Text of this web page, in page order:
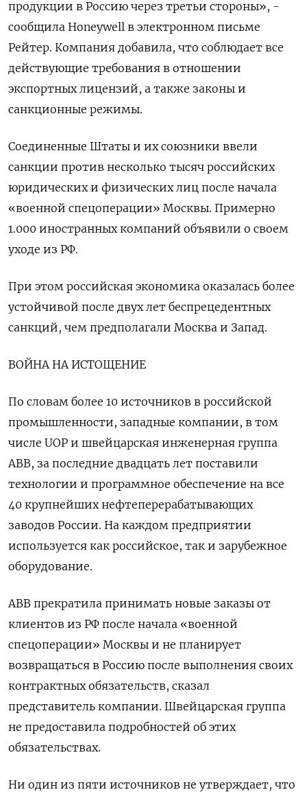
продукции в Россию через третьи стороны», -
сообщила Honeywell в электронном письме
Рейтер. Компания добавила, что соблюдает все
действующие требования в отношении
экспортных лицензий, а также законы и
санкционные режимы.
Соединенные Штаты и их союзники ввели
санкции против несколько тысяч российских
юридических и физических лиц после начала
«военной спецоперации» Москвы. Примерно
1.000 иностранных компаний объявили о своем
уходе из РФ.
При этом российская экономика оказалась более
устойчивой после двух лет беспрецедентных
санкций, чем предполагали Москва и Запад.
ВОЙНА НА ИСТОЩЕНИЕ
По словам более 10 источников в российской
промышленности, западные компании, в том
числе UOP и швейцарская инженерная группа
ABB, за последние двадцать лет поставили
технологии и программное обеспечение на все
40 крупнейших нефтеперерабатывающих
заводов России. На каждом предприятии
используется как российское, так и зарубежное
оборудование.
ABB прекратила принимать новые заказы от
клиентов из РФ после начала «военной
спецоперации» Москвы и не планирует
возвращаться в Россию после выполнения своих
контрактных обязательств, сказал
представитель компании. Швейцарская группа
не предоставила подробностей об этих
обязательствах.
Ни один из пяти источников не утверждает, что